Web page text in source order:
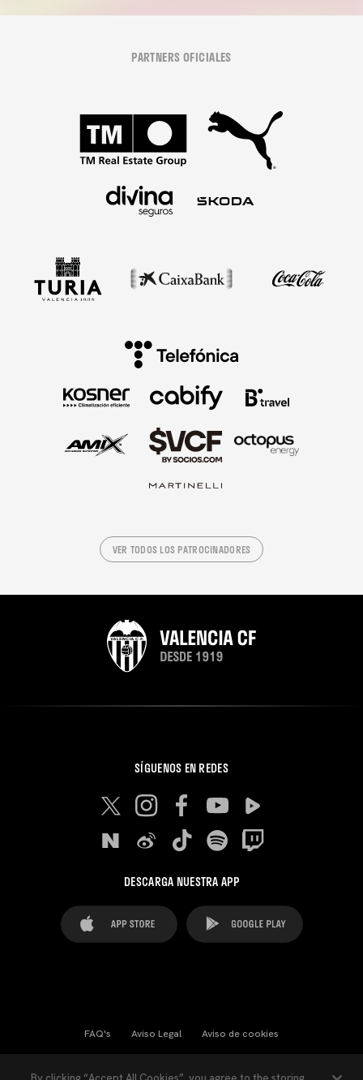
PARTNERS OFICIALES
VER TODOS LOS PATROCINADORES
SÍGUENOS EN REDES
DESCARGA NUESTRA APP
FAQ's Aviso Legal Aviso de cookies